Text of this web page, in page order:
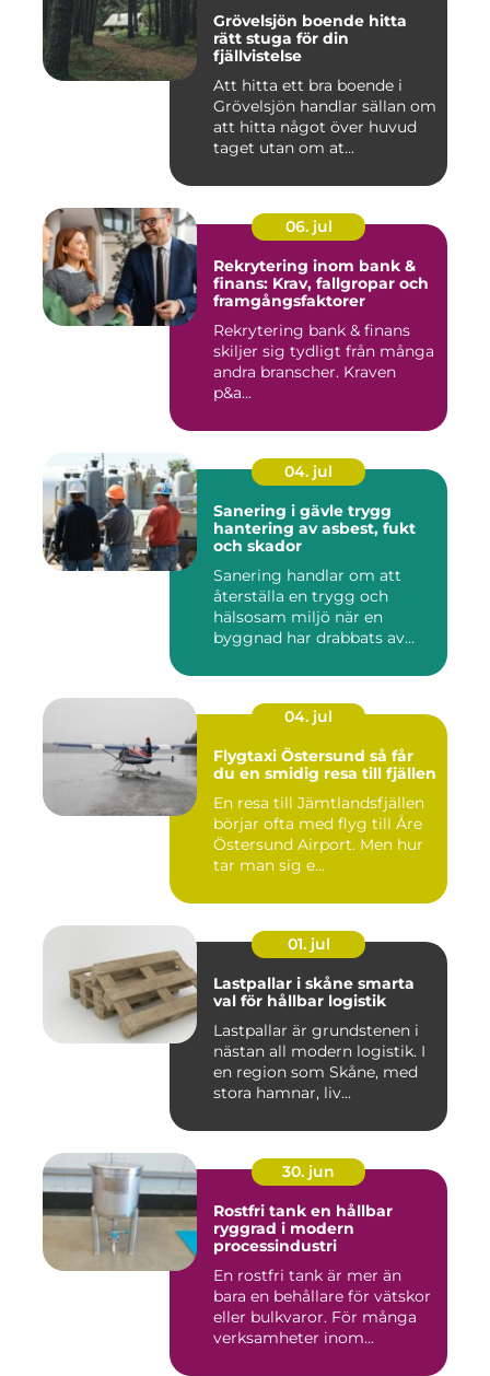
Grövelsjön boende hitta
rätt stuga för din
fjällvistelse
Att hitta ett bra boende i
Grövelsjön handlar sällan om
att hitta något över huvud
taget utan om at...
06. jul
Rekrytering inom bank &
finans: Krav, fallgropar och
framgångsfaktorer
Rekrytering bank & finans
skiljer sig tydligt från många
andra branscher. Kraven
p&a...
04. jul
Sanering i gävle trygg
hantering av asbest, fukt
och skador
Sanering handlar om att
återställa en trygg och
hälsosam miljö när en
byggnad har drabbats av
04. jul
Flygtaxi Östersund så får
du en smidig resa till fjällen
En resa till Jämtlandsfjällen
börjar ofta med flyg till Åre
Östersund Airport. Men hur
tar man sig e...
01. jul
Lastpallar i skåne smarta
val för hållbar logistik
Lastpallar är grundstenen i
nästan all modern logistik. I
en region som Skåne, med
stora hamnar, liv...
30. jun
Rostfri tank en hållbar
ryggrad i modern
processindustri
En rostfri tank är mer än
bara en behållare för vätskor
eller bulkvaror. För många
verksamheter inom...